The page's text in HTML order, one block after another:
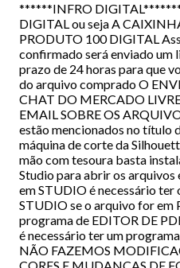
******INFRO
DIGITAL ou seja A
PRODUTO 100 DIGITAL
confirmado será enviado um
prazo de 24 horas para que
do arquivo comprado O
CHAT DO MERCADO
EMAIL SOBRE OS
estão mencionados no título
máquina de corte da
mão com tesoura basta
Studio para abrir os
em STUDIO é necessário
STUDIO se o arquivo for em
programa de EDITOR DE
é necessário ter um
NÃO FAZEMOS